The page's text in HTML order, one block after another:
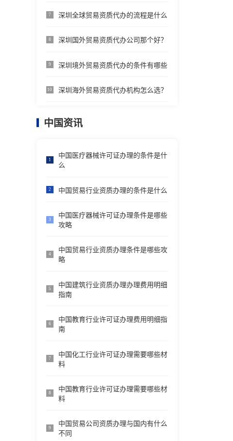
7 深圳全球贸易资质代办的流程是什么
8 深圳国外贸易资质代办公司那个好？
9 深圳境外贸易资质代办的条件有哪些
10 深圳海外贸易资质代办机构怎么选？
中国资讯
1
中国医疗器械许可证办理的条件是什
么
2 中国贸易行业资质办理的条件是什么
3
中国医疗器械许可证办理条件是哪些
攻略
4
中国贸易行业资质办理条件是哪些攻
略
5
中国建筑行业资质办理办理费用明细
指南
6
中国教育行业许可证办理费用明细指
南
7
中国化工行业许可证办理需要哪些材
料
8
中国教育行业许可证办理需要哪些材
料
9
中国贸易公司资质办理与国内有什么
不同